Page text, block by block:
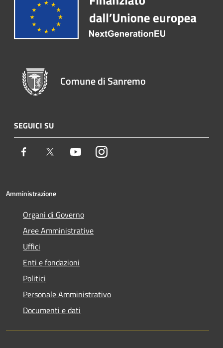
Comune di Sanremo
SEGUICI SU
Facebook Twitter YoutubeInstagram
Amministrazione
Organi di Governo
Aree Amministrative
Uffici
Enti e fondazioni
Politici
Personale Amministrativo
Documenti e dati